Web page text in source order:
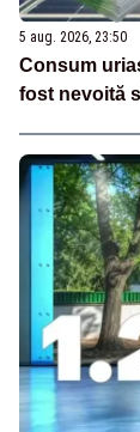
5 aug. 2026, 23:50
Consum
fost nevoită